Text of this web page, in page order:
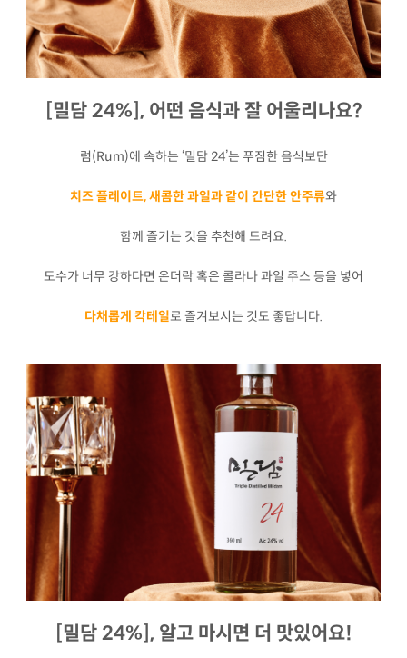
[밀담 24%], 어떤 음식과 잘 어울리나요?
럼(Rum)에 속하는 ‘밀담 24’는 푸짐한 음식보단
치즈 플레이트, 새콤한 과일과 같이 간단한 안주류와
함께 즐기는 것을 추천해 드려요.
도수가 너무 강하다면 온더락 혹은 콜라나 과일 주스 등을 넣어
다채롭게 칵테일로 즐겨보시는 것도 좋답니다.
[밀담 24%], 알고 마시면 더 맛있어요!